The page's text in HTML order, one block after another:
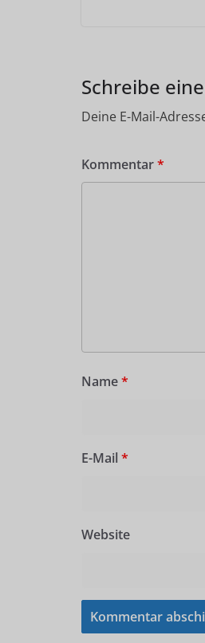
Schreibe
Deine E-Mail-
Kommentar*
Name*
E-Mail *
Website